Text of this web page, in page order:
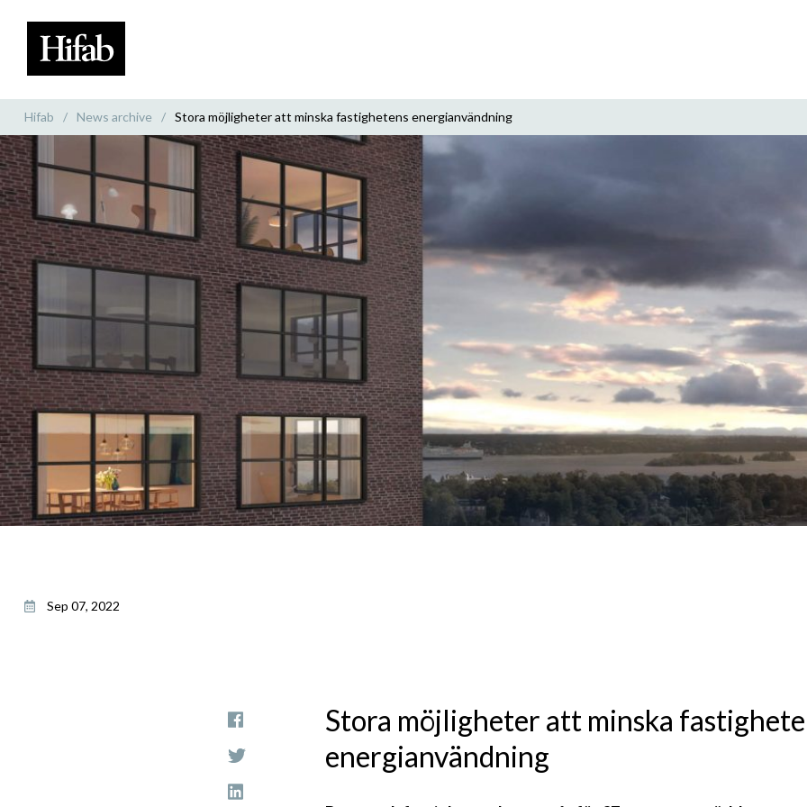
Hifab / News archive / Stora möjligheter att minska fastighetens energianvändning
Sep 07, 2022
Stora möjligheter att minska
energianvändning